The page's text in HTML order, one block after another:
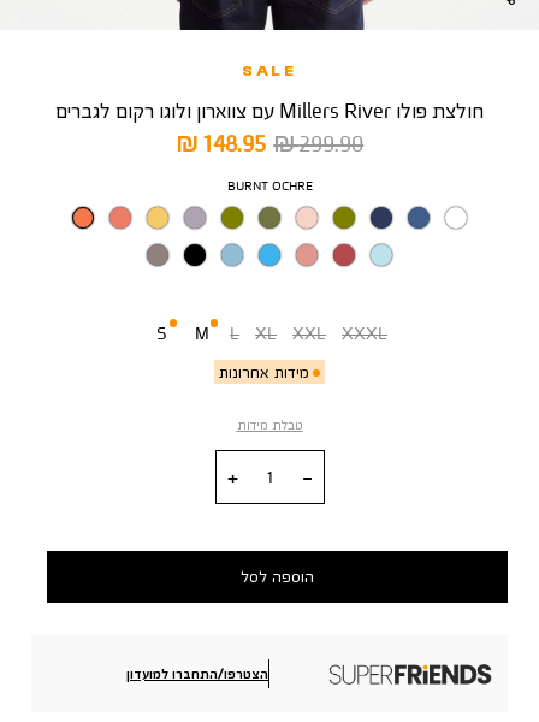
SALE
חולצת פולו Millers River עם צווארון ולוגו רקום לגברים
מחיר
מוצר
148.95 ₪
מחיר
299.90 ₪
צבע
BURNT OCHRE
S
מידות אחרונות
M L XL XXL XXXL
טבלת מידות
הוספה לסל
הצטרפו/התחברו למועדון